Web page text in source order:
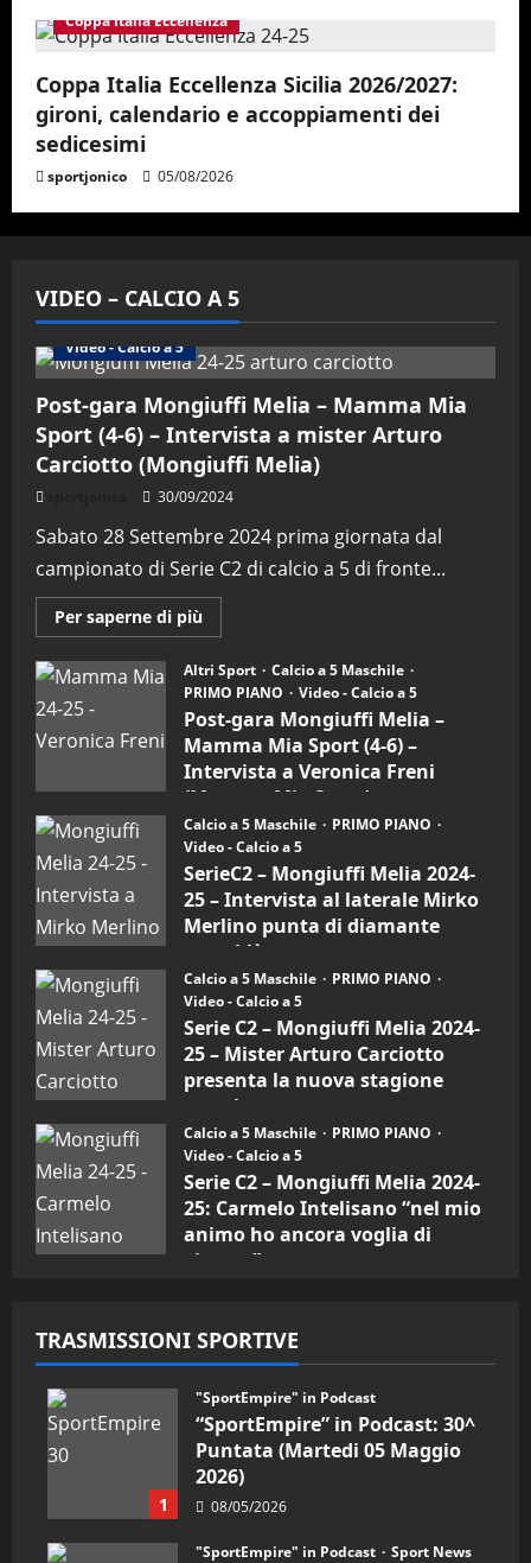
Coppa Italia Eccellenza
Coppa Italia Eccellenza Sicilia 2026/2027:
gironi, calendario e accoppiamenti dei
sedicesimi
sportjonico 05/08/2026
VIDEO – CALCIO A 5
Video - Calcio a 5
Post-gara Mongiuffi Melia – Mamma Mia
Sport (4-6) – Intervista a mister Arturo
Carciotto (Mongiuffi Melia)
30/09/2024
Sabato 28 Settembre 2024 prima giornata dal
campionato di Serie C2 di calcio a 5 di fronte...
Per saperne di più
informazioni
Post-
gara
Mongiuffi
Melia
–
Mamma
Mia
Sport
(4-
6)
–
Intervista
a
mister
Arturo
Carciotto
(Mongiuffi
Melia)
Altri Sport
Calcio a 5 Maschile
PRIMO PIANO
Video - Calcio a 5
Post-gara Mongiuffi Melia –
Mamma Mia Sport (4-6) –
Intervista a Veronica Freni
(Mamma Mia Sport)
30/09/2024
Calcio a 5 Maschile
PRIMO PIANO
Video - Calcio a 5
SerieC2 – Mongiuffi Melia 2024-
25 – Intervista al laterale Mirko
Merlino punta di diamante
rossoblù
26/09/2024
Calcio a 5 Maschile
PRIMO PIANO
Video - Calcio a 5
Serie C2 – Mongiuffi Melia 2024-
25 – Mister Arturo Carciotto
presenta la nuova stagione
sportiva
11/09/2024
Calcio a 5 Maschile
PRIMO PIANO
Video - Calcio a 5
Serie C2 – Mongiuffi Melia 2024-
25: Carmelo Intelisano “nel mio
animo ho ancora voglia di
vincere”
TRASMISSIONI SPORTIVE
1
"SportEmpire" in Podcast
“SportEmpire” in Podcast: 30^
Puntata (Martedi 05 Maggio
2026)
08/05/2026
"SportEmpire" in Podcast Sport News